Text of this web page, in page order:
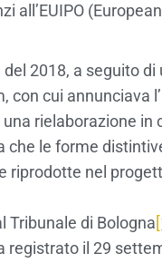
all’EUIPO
2018, a seguito
con cui annunciava
rielaborazione in
che le forme
riprodotte nel
Tribunale di Bologna
registrato il 29